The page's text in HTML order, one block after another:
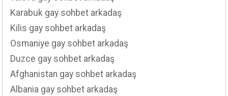
Karabuk gay sohbet arkadaş
Kilis gay sohbet arkadaş
Osmaniye gay sohbet arkadaş
Duzce gay sohbet arkadaş
Afghanistan gay sohbet arkadaş
Albania gay sohbet arkadaş